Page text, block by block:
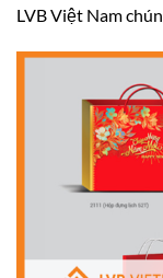
LVB Việt Nam